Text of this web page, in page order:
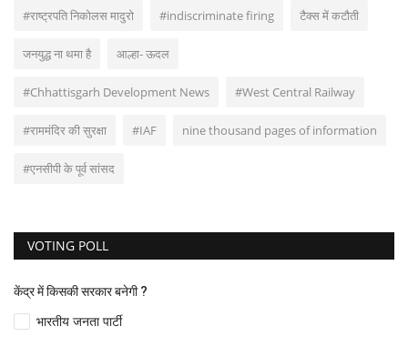
#राष्ट्रपति निकोलस मादुरो #indiscriminate firing टैक्स में कटौती
जनयुद्ध ना थमा है आल्हा- ऊदल
#Chhattisgarh Development News #West Central Railway
#राममंदिर की सुरक्षा #IAF nine thousand pages of information
#एनसीपी के पूर्व सांसद
VOTING POLL
केंद्र में किसकी सरकार बनेगी ?
भारतीय जनता पार्टी